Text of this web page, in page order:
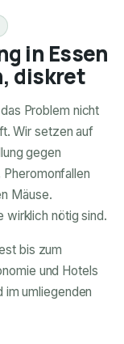
in Essen
diskret
Problem nicht
Wir setzen auf
gegen
Mäuse.
wirklich nötig sind.
bis zum
und Hotels
im umliegenden